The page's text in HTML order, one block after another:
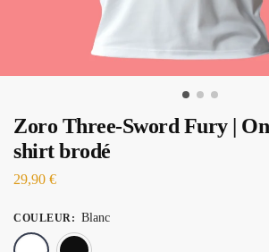
Zoro Three-Sword Fury |
shirt brodé
29,90 €
COULEUR : Blanc